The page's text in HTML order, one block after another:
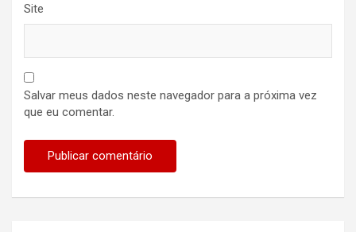
Site
Salvar meus dados neste navegador para a próxima vez
que eu comentar.